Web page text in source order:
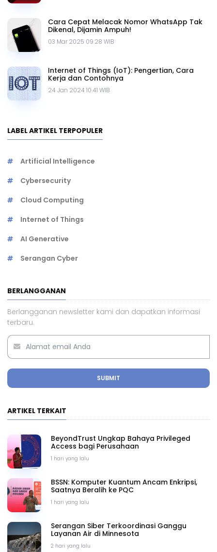
Cara Cepat Melacak Nomor WhatsApp Tak
Dikenal, Dijamin Ampuh!
03 Mar 2025 09.28 WIB
Internet of Things (IoT): Pengertian, Cara
Kerja dan Contohnya
24 Jan 2024 10.41 WIB
LABEL ARTIKEL TERPOPULER
Artificial Intelligence
Cybersecurity
Cloud Computing
Internet of Things
AI Generative
Serangan Cyber
BERLANGGANAN
Berlangganan newsletter kami dan dapatkan informasi
terbaru.
SUBMIT
ARTIKEL TERKAIT
1 hari yang lalu
BeyondTrust Ungkap Bahaya Privileged
Access bagi Perusahaan
1 hari yang lalu
BSSN: Komputer Kuantum Ancam Enkripsi,
Saatnya Beralih ke PQC
2 hari yang lalu
Serangan Siber Terkoordinasi Ganggu
Layanan Air di Minnesota